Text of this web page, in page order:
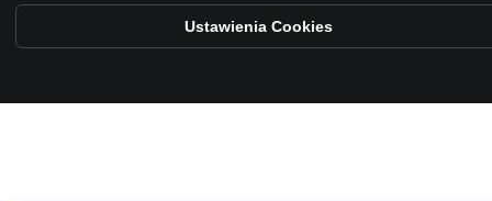
Ustawienia Cookies